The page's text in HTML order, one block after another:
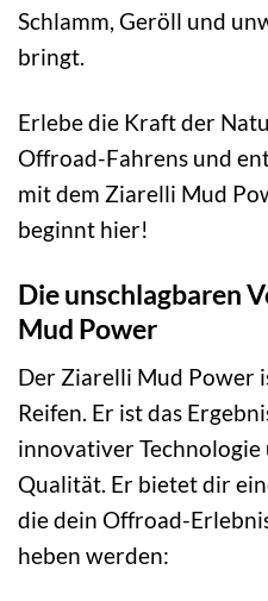
Schlamm, Geröll und
bringt.
Erlebe die Kraft der
Offroad-Fahrens und
mit dem Ziarelli Mud
beginnt hier!
Die unschlagbaren
Mud Power
Der Ziarelli Mud Power
Reifen. Er ist das
innovativer
Qualität. Er bietet dir
die dein Offroad-
heben werden: